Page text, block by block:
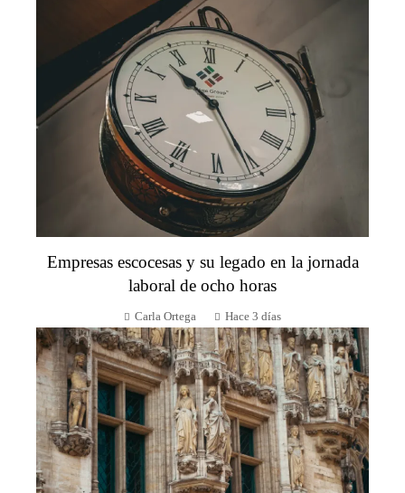
Empresas escocesas y su legado en la jornada
laboral de ocho horas
Carla Ortega Hace 3 días